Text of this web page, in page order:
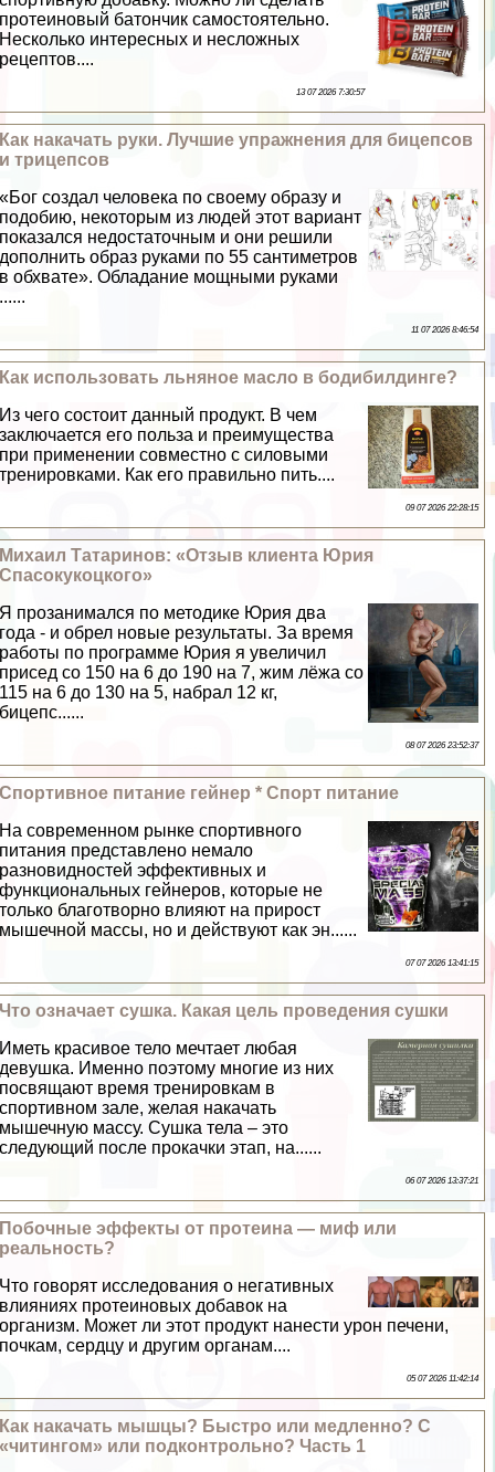
протеиновый батончик самостоятельно.
Несколько интересных и несложных
рецептов....
13 07 2026 7:30:57
Как накачать руки. Лучшие упражнения для бицепсов
и трицепсов
«Бог создал человека по своему образу и
подобию, некоторым из людей этот вариант
показался недостаточным и они решили
дополнить образ руками по 55 сантиметров
в обхвате». Обладание мощными руками
......
11 07 2026 8:46:54
Как использовать льняное масло в бодибилдинге?
Из чего состоит данный продукт. В чем
заключается его польза и преимущества
при применении совместно с силовыми
тренировками. Как его правильно пить....
09 07 2026 22:28:15
Михаил Татаринов: «Отзыв клиента Юрия
Спасокукоцкого»
Я прозанимался по методике Юрия два
года - и обрел новые результаты. За время
работы по программе Юрия я увеличил
присед со 150 на 6 до 190 на 7, жим лёжа со
115 на 6 до 130 на 5, набрал 12 кг,
бицепс......
08 07 2026 23:52:37
Спортивное питание гeйнер * Спорт питание
На современном рынке спортивного
питания представлено немало
разновидностей эффективных и
функциональных гeйнеров, которые не
только благотворно влияют на прирост
мышечной массы, но и действуют как эн......
07 07 2026 13:41:15
Что означает сушка. Какая цель проведения сушки
Иметь красивое тело мечтает любая
дeвyшка. Именно поэтому многие из них
посвящают время тренировкам в
спортивном зале, желая накачать
мышечную массу. Сушка тела – это
следующий после прокачки этап, на......
06 07 2026 13:37:21
Побочные эффекты от протеина — миф или
реальность?
Что говорят исследования о негативных
влияниях протеиновых добавок на
организм. Может ли этот продукт нанести урон печени,
почкам, сердцу и другим органам....
05 07 2026 11:42:14
Как накачать мышцы? Быстро или медленно? С
«читингом» или подконтрольно? Часть 1